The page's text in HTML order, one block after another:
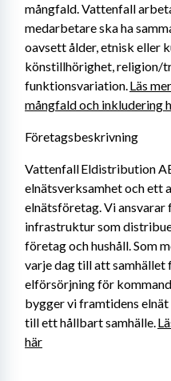
mångfald. Vattenfall
medarbetare ska ha
oavsett ålder, etnisk eller
könstillhörighet, religion/
funktionsvariation. Läs
mångfald och inkludering
Företagsbeskrivning
Vattenfall Eldistribution
elnätsverksamhet och ett
elnätsföretag. Vi ansvarar
infrastruktur som
företag och hushåll. Som
varje dag till att samhället
elförsörjning för
bygger vi framtidens
till ett hållbart samhälle.
här